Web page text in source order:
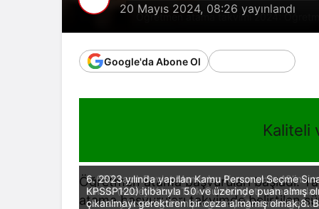
Öğretmen atama takvimi 2024:
20 Mayıs 2024, 08:26 yayınlandı
Google'da Abone Ol
Kaliteli
Öğretmen atama başvuruları başladı.
atama başvuruları takvimde belirtilen
1. 657 sayılı Devlet Memurları Kanununun
olmak (Kuzey Kıbrıs Türk Cumhuriyeti
olunan yükseköğretim programı, öğretmenliğe
6. 2023 yılında yapılan Kamu Personel Seçme
KPSSP120) itibarıyla 50 ve üzerinde puan almış
çıkarılmayı gerektiren bir ceza almamış olmak,8.